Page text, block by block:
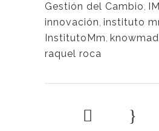
Gestión del Cambio,
innovación, instituto
InstitutoMm, knowmad
raquel roca